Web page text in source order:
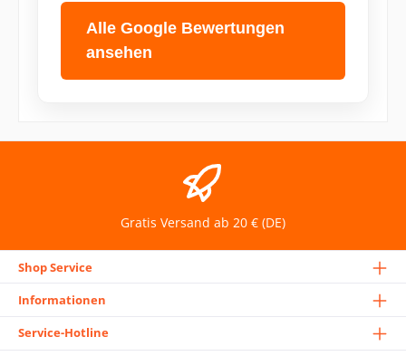
Alle Google Bewertungen
ansehen
Gratis Versand ab 20 € (DE)
Shop Service
Informationen
Service-Hotline